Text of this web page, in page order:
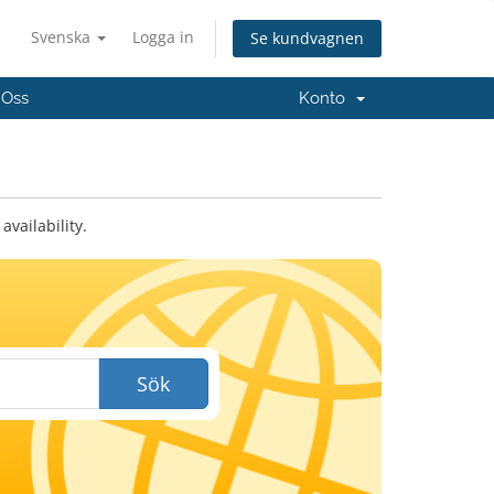
Svenska Logga in Se kundvagnen
Konto
Sök